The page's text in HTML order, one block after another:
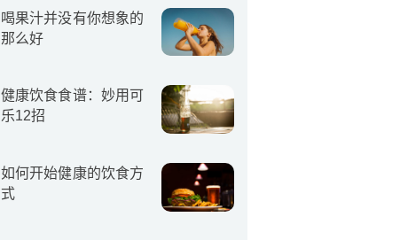
喝果汁并没有你想象的
那么好
健康饮食食谱：妙用可
乐12招
如何开始健康的饮食方
式